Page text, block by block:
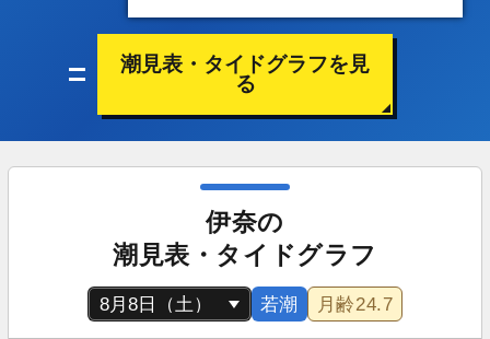
潮見表・タイドグラフを見
る
伊奈の
潮見表・タイドグラフ
若潮 月齢24.7